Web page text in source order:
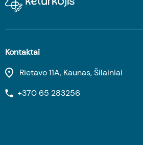
Kontaktai
Rietavo 11A, Kaunas, Šilainiai
+370 65 283256